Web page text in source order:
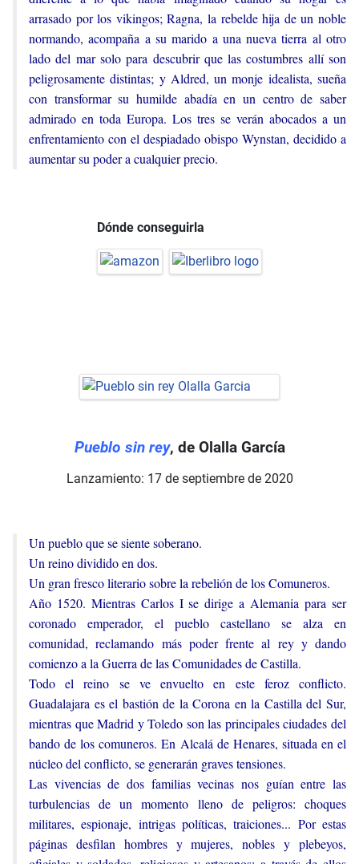
arrasado por los vikingos; Ragna, la rebelde hija de un noble
normando, acompaña a su marido a una nueva tierra al otro
lado del mar solo para descubrir que las costumbres allí son
peligrosamente distintas; y Aldred, un monje idealista, sueña
con transformar su humilde abadía en un centro de saber
admirado en toda Europa. Los tres se verán abocados a un
enfrentamiento con el despiadado obispo Wynstan, decidido a
aumentar su poder a cualquier precio.
Dónde conseguirla
Pueblo sin rey, de Olalla García
Lanzamiento: 17 de septiembre de 2020
Un pueblo que se siente soberano.
Un reino dividido en dos.
Un gran fresco literario sobre la rebelión de los Comuneros.
Año 1520. Mientras Carlos I se dirige a Alemania para ser
coronado emperador, el pueblo castellano se alza en
comunidad, reclamando más poder frente al rey y dando
comienzo a la Guerra de las Comunidades de Castilla.
Todo el reino se ve envuelto en este feroz conflicto.
Guadalajara es el bastión de la Corona en la Castilla del Sur,
mientras que Madrid y Toledo son las principales ciudades del
bando de los comuneros. En Alcalá de Henares, situada en el
núcleo del conflicto, se generarán graves tensiones.
Las vivencias de dos familias vecinas nos guían entre las
turbulencias de un momento lleno de peligros: choques
militares, espionaje, intrigas políticas, traiciones... Por estas
páginas desfilan hombres y mujeres, nobles y plebeyos,